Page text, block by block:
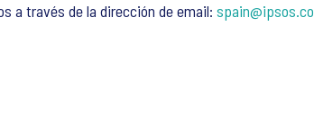
a través de la dirección de email: